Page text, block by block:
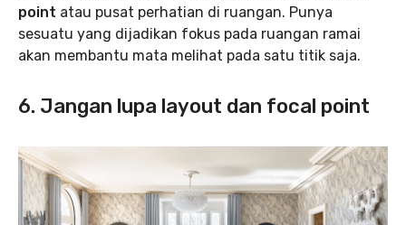
point atau pusat perhatian di ruangan. Punya
sesuatu yang dijadikan fokus pada ruangan ramai
akan membantu mata melihat pada satu titik saja.
6. Jangan lupa layout dan focal point